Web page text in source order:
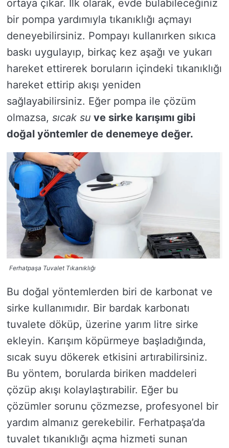
ortaya çıkar. İlk olarak, evde bulabileceğiniz
bir pompa yardımıyla tıkanıklığı açmayı
deneyebilirsiniz. Pompayı kullanırken sıkıca
baskı uygulayıp, birkaç kez aşağı ve yukarı
hareket ettirerek boruların içindeki tıkanıklığı
hareket ettirip akışı yeniden
sağlayabilirsiniz. Eğer pompa ile çözüm
olmazsa, sıcak su ve sirke karışımı gibi
doğal yöntemler de denemeye değer.
Ferhatpaşa Tuvalet Tıkanıklığı
Bu doğal yöntemlerden biri de karbonat ve
sirke kullanımıdır. Bir bardak karbonatı
tuvalete döküp, üzerine yarım litre sirke
ekleyin. Karışım köpürmeye başladığında,
sıcak suyu dökerek etkisini artırabilirsiniz.
Bu yöntem, borularda biriken maddeleri
çözüp akışı kolaylaştırabilir. Eğer bu
çözümler sorunu çözmezse, profesyonel bir
yardım almanız gerekebilir. Ferhatpaşa’da
tuvalet tıkanıklığı açma hizmeti sunan